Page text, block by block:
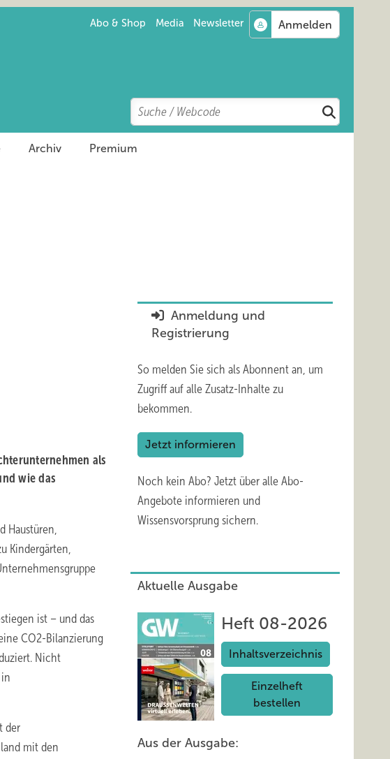
Abo & Shop Media Newsletter
Search
Suchen
Archiv Premium
als
wie das
Haustüren,
Kindergärten,
ist – und das
CO2-Bilanzierung
Nicht
der
mit den
Anmeldung und
Registrierung
So melden Sie sich als Abonnent an, um
Zugriff auf alle Zusatz-Inhalte zu
bekommen.
Jetzt informieren
Noch kein Abo? Jetzt über alle Abo-
Angebote informieren und
Wissensvorsprung sichern.
Aktuelle Ausgabe
Heft 08-2026
Inhaltsverzeichnis
Einzelheft
bestellen
Aus der Ausgabe: